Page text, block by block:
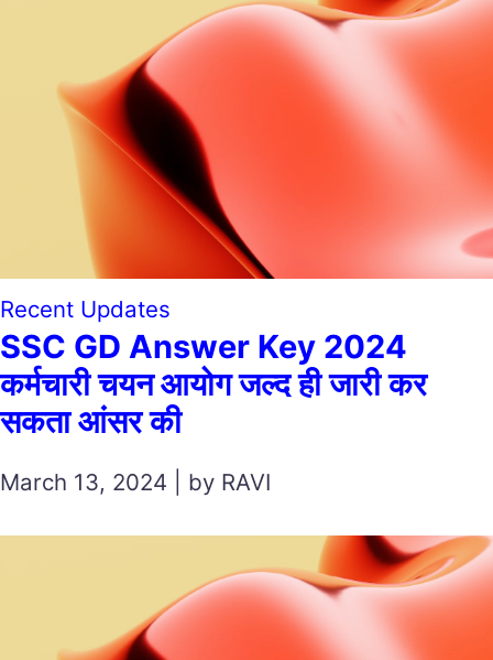
Recent Updates
SSC GD Answer Key 2024
कर्मचारी चयन आयोग जल्द ही जारी कर
सकता आंसर की
March 13, 2024 | by RAVI